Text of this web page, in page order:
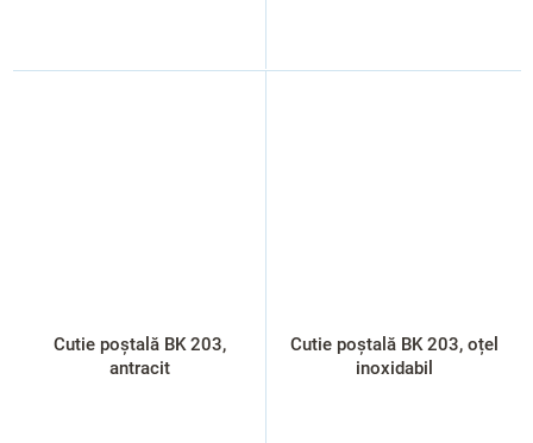
Cutie poștală BK 203,
antracit
Cutie poștală BK 203, oțel
inoxidabil